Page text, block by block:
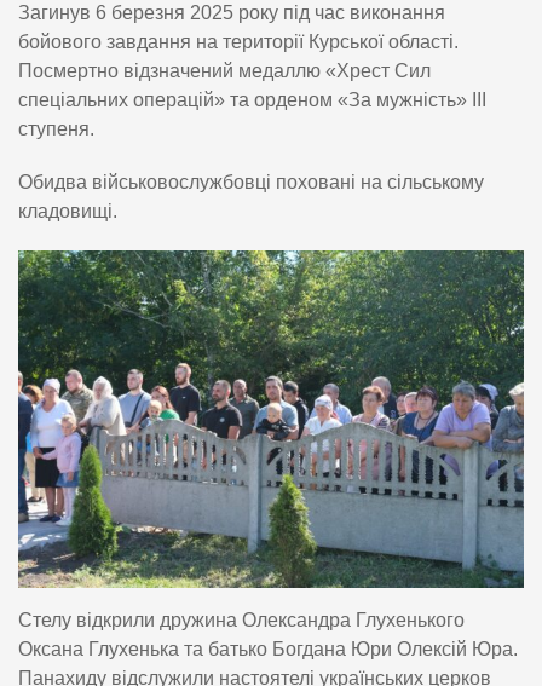
Загинув 6 березня 2025 року під час виконання
бойового завдання на території Курської області.
Посмертно відзначений медаллю «Хрест Сил
спеціальних операцій» та орденом «За мужність» ІІІ
ступеня.
Обидва військовослужбовці поховані на сільському
кладовищі.
Стелу відкрили дружина Олександра Глухенького
Оксана Глухенька та батько Богдана Юри Олексій Юра.
Панахиду відслужили настоятелі українських церков